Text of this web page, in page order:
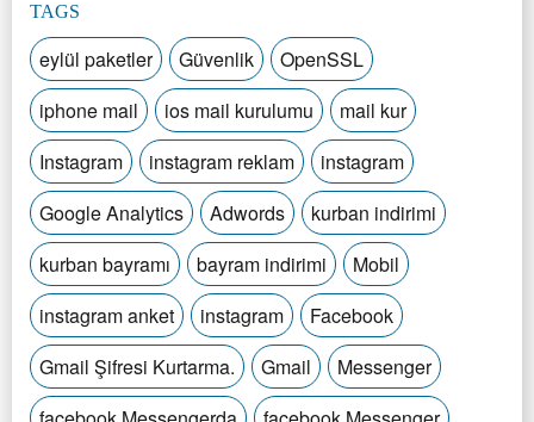
TAGS
eylül paketler Güvenlik
OpenSSL
iphone mail
ios mail kurulumu
mail kur
Instagram
instagram reklam
instagram
Google Analytics
Adwords
kurban indirimi
kurban bayramı
bayram indirimi
Mobil
instagram anket
instagram
Facebook
Gmail Şifresi Kurtarma.
Gmail
Messenger